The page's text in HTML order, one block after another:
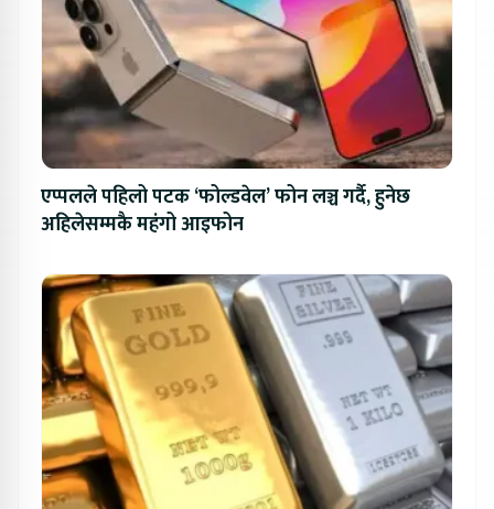
एप्पलले पहिलो पटक ‘फोल्डवेल’ फोन लञ्च गर्दै, हुनेछ
अहिलेसम्मकै महंगो आइफोन